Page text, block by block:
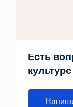
Есть